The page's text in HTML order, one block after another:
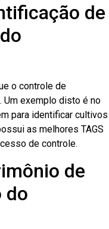
de
o controle de
exemplo disto é no
para identificar cultivos
as melhores TAGS
de controle.
de
do